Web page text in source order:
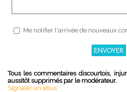
Me notifier l'arrivée de nouveaux
Tous les commentaires discourtois,
aussitôt supprimés par le modérateur.
Signaler un abus